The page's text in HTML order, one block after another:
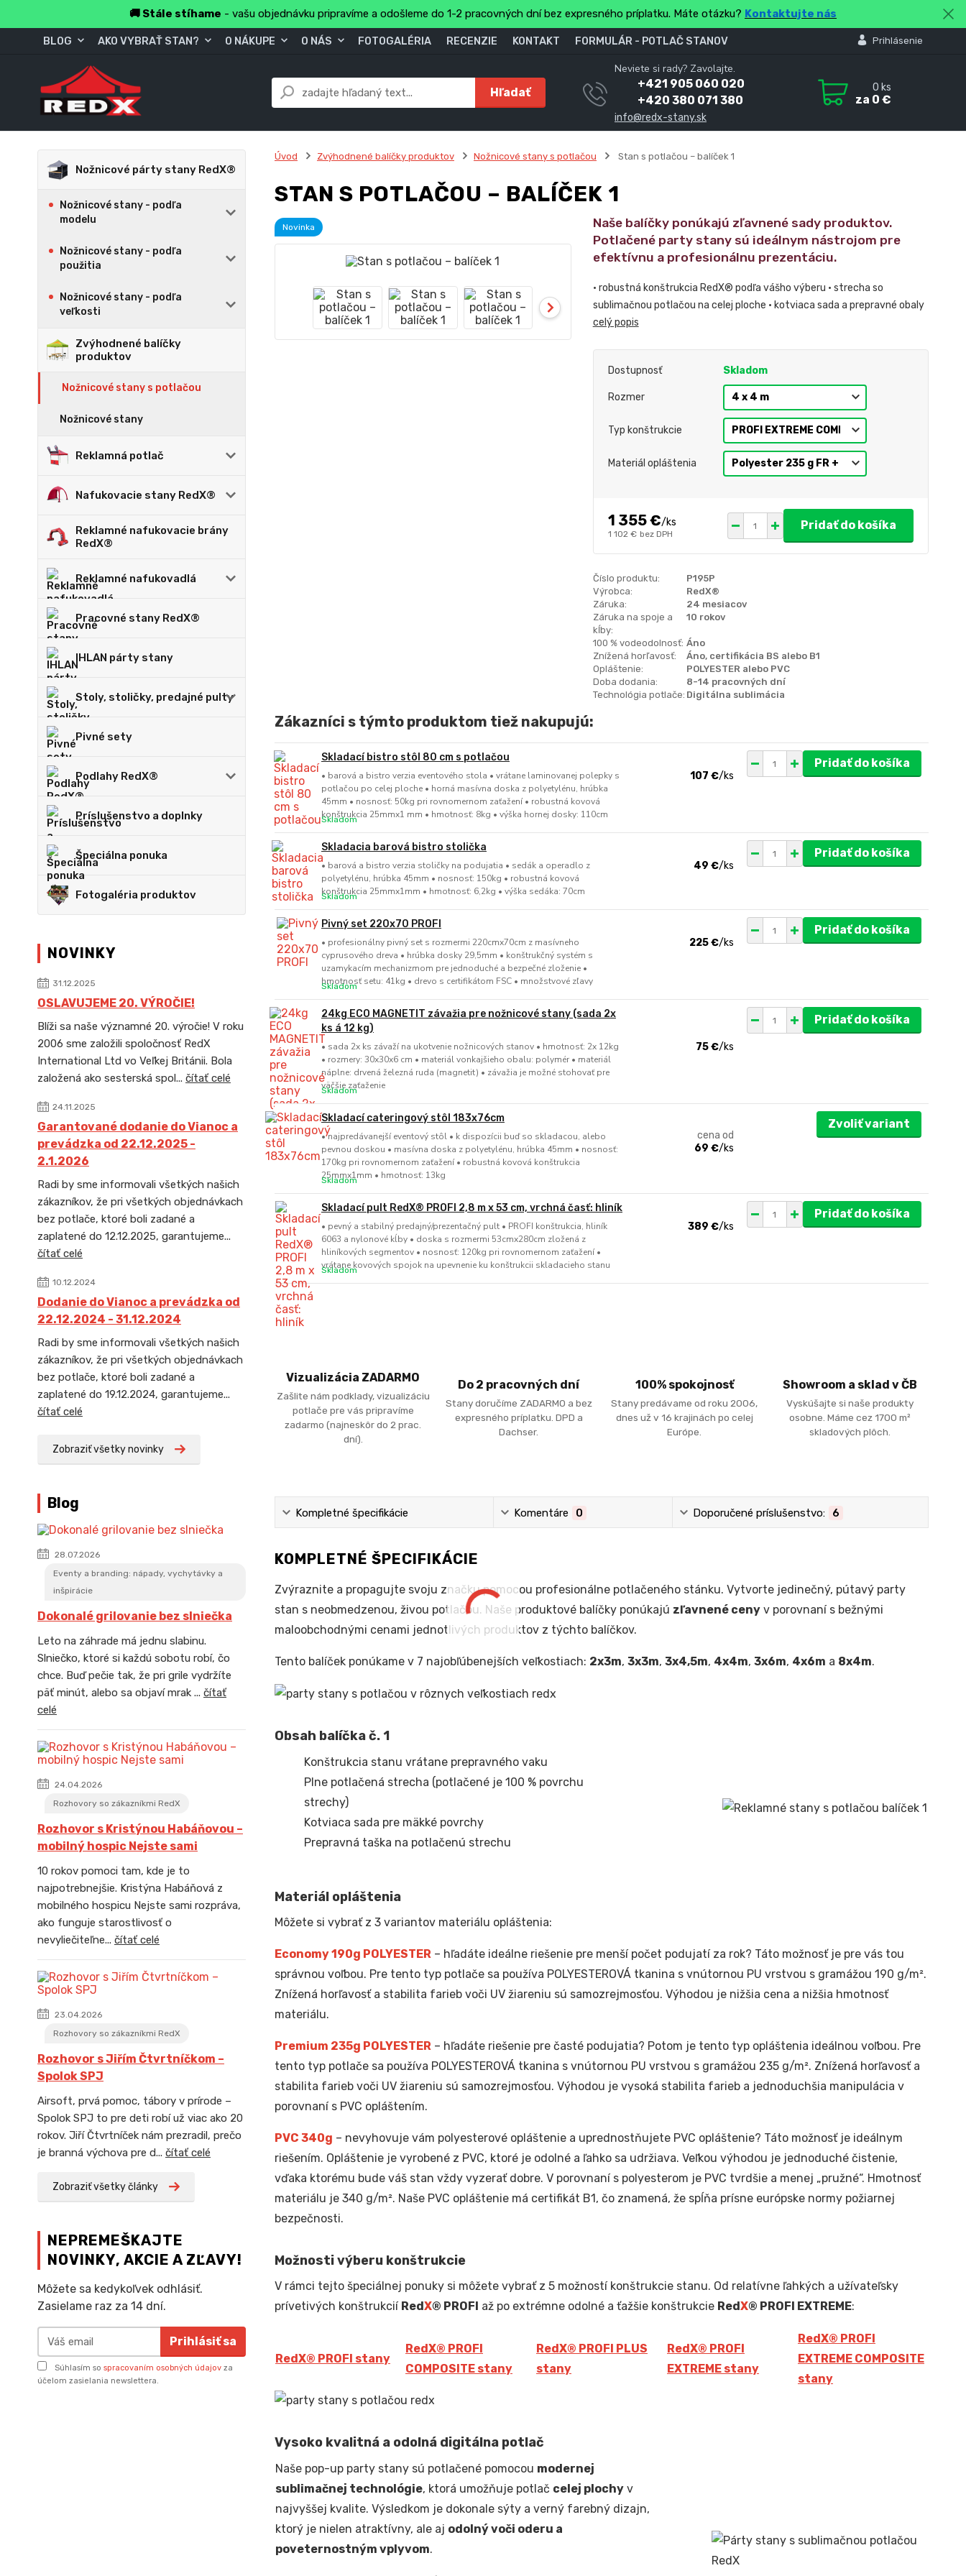
🚚 Stále stíhame - vašu objednávku pripravíme a odošleme do 1-2 pracovných dní bez expresného príplatku. Máte otázku? Kontaktujte nás
BLOG AKO VYBRAŤ STAN? O NÁKUPE O NÁS FOTOGALÉRIA RECENZIE KONTAKT FORMULÁR - POTLAČ STANOV Prihlásenie
Hľadať
Neviete si rady? Zavolajte.
+421 905 060 020
+420 380 071 380
info@redx-stany.sk
0 ks
za 0 €
Nožnicové párty stany RedX®
Nožnicové stany - podľa
modelu
Nožnicové stany - podľa
použitia
Nožnicové stany - podľa
veľkosti
Zvýhodnené balíčky
produktov
Nožnicové stany s potlačou
Nožnicové stany
Reklamná potlač
Nafukovacie stany RedX®
Reklamné nafukovacie brány
RedX®
Reklamné nafukovadlá
Pracovné stany RedX®
IHLAN párty stany
Stoly, stoličky, predajné pulty
Pivné sety
Podlahy RedX®
Príslušenstvo a doplnky
Špeciálna ponuka
Fotogaléria produktov
NOVINKY
31.12.2025
OSLAVUJEME 20. VÝROČIE!
Blíži sa naše významné 20. výročie! V roku
2006 sme založili spoločnosť RedX
International Ltd vo Veľkej Británii. Bola
založená ako sesterská spol... čítať celé
24.11.2025
Garantované dodanie do Vianoc a
prevádzka od 22.12.2025 -
2.1.2026
Radi by sme informovali všetkých našich
zákazníkov, že pri všetkých objednávkach
bez potlače, ktoré boli zadané a
zaplatené do 12.12.2025, garantujeme...
čítať celé
10.12.2024
Dodanie do Vianoc a prevádzka od
22.12.2024 - 31.12.2024
Radi by sme informovali všetkých našich
zákazníkov, že pri všetkých objednávkach
bez potlače, ktoré boli zadané a
zaplatené do 19.12.2024, garantujeme...
čítať celé
Zobraziť všetky novinky
Blog
28.07.2026
Eventy a branding: nápady, vychytávky a
inšpirácie
Dokonalé grilovanie bez slniečka
Leto na záhrade má jednu slabinu.
Slniečko, ktoré si každú sobotu robí, čo
chce. Buď pečie tak, že pri grile vydržíte
päť minút, alebo sa objaví mrak ... čítať
celé
24.04.2026
Rozhovory so zákazníkmi RedX
Rozhovor s Kristýnou Habáňovou –
mobilný hospic Nejste sami
10 rokov pomoci tam, kde je to
najpotrebnejšie. Kristýna Habáňová z
mobilného hospicu Nejste sami rozpráva,
ako funguje starostlivosť o
nevyliečiteľne... čítať celé
23.04.2026
Rozhovory so zákazníkmi RedX
Rozhovor s Jiřím Čtvrtníčkom –
Spolok SPJ
Airsoft, prvá pomoc, tábory v prírode –
Spolok SPJ to pre deti robí už viac ako 20
rokov. Jiří Čtvrtníček nám prezradil, prečo
je branná výchova pre d... čítať celé
Zobraziť všetky články
NEPREMEŠKAJTE
NOVINKY, AKCIE A ZĽAVY!
Môžete sa kedykoľvek odhlásiť.
Zasielame raz za 14 dní.
Prihlásiť sa
Súhlasím so spracovaním osobných údajov za
účelom zasielania newslettera.
Úvod Zvýhodnené balíčky produktov Nožnicové stany s potlačou Stan s potlačou – balíček 1
STAN S POTLAČOU – BALÍČEK 1
Novinka
Naše balíčky ponúkajú zľavnené sady produktov.
Potlačené party stany sú ideálnym nástrojom pre
efektívnu a profesionálnu prezentáciu.
• robustná konštrukcia RedX® podľa vášho výberu • strecha so
sublimačnou potlačou na celej ploche • kotviaca sada a prepravné obaly
celý popis
Dostupnosť Skladom
Rozmer
Typ konštrukcie
Materiál opláštenia
1 355 €/ks
1 102 € bez DPH
Pridať do košíka
Číslo produktu:
P195P
Výrobca:
RedX®
Záruka:
24 mesiacov
Záruka na spoje a
kĺby:
10 rokov
100 % vodeodolnosť: Áno
Znížená horľavosť:
Áno, certifikácia BS alebo B1
Opláštenie:
POLYESTER alebo PVC
Doba dodania:
8-14 pracovných dní
Technológia potlače: Digitálna sublimácia
Zákazníci s týmto produktom tiež nakupujú:
Skladací bistro stôl 80 cm s potlačou
• barová a bistro verzia eventového stola • vrátane laminovanej polepky s
potlačou po celej ploche • horná masívna doska z polyetylénu, hrúbka
45mm • nosnosť: 50kg pri rovnomernom zaťažení • robustná kovová
konštrukcia 25mmx1 mm • hmotnosť: 8kg • výška hornej dosky: 110cm
107 €/ks
Skladom
Pridať do košíka
Skladacia barová bistro stolička
• barová a bistro verzia stoličky na podujatia • sedák a operadlo z
polyetylénu, hrúbka 45mm • nosnosť: 150kg • robustná kovová
konštrukcia 25mmx1mm • hmotnosť: 6,2kg • výška sedáka: 70cm
49 €/ks
Skladom
Pridať do košíka
Pivný set 220x70 PROFI
• profesionálny pivný set s rozmermi 220cmx70cm z masívneho
cyprusového dreva • hrúbka dosky 29,5mm • konštrukčný systém s
uzamykacím mechanizmom pre jednoduché a bezpečné zloženie •
hmotnosť setu: 41kg • drevo s certifikátom FSC • množstvové zľavy
225 €/ks
Skladom
Pridať do košíka
24kg ECO MAGNETIT závažia pre nožnicové stany (sada 2x
ks á 12 kg)
• sada 2x ks závaží na ukotvenie nožnicových stanov • hmotnosť: 2x 12kg
• rozmery: 30x30x6 cm • materiál vonkajšieho obalu: polymér • materiál
náplne: drvená železná ruda (magnetit) • závažia je možné stohovať pre
väčšie zaťaženie
75 €/ks
Skladom
Pridať do košíka
Skladací cateringový stôl 183x76cm
• najpredávanejší eventový stôl • k dispozícii buď so skladacou, alebo
pevnou doskou • masívna doska z polyetylénu, hrúbka 45mm • nosnosť:
170kg pri rovnomernom zaťažení • robustná kovová konštrukcia
25mmx1mm • hmotnosť: 13kg
cena od
69 €/ks
Skladom
Zvoliť variant
Skladací pult RedX® PROFI 2,8 m x 53 cm, vrchná časť: hliník
• pevný a stabilný predajný/prezentačný pult • PROFI konštrukcia, hliník
6063 a nylonové kĺby • doska s rozmermi 53cmx280cm zložená z
hliníkových segmentov • nosnosť: 120kg pri rovnomernom zaťažení •
vrátane kovových spojok na upevnenie ku konštrukcii skladacieho stanu
389 €/ks
Skladom
Pridať do košíka
Vizualizácia ZADARMO
Zašlite nám podklady, vizualizáciu
potlače pre vás pripravíme
zadarmo (najneskôr do 2 prac.
dní).
Do 2 pracovných dní
Stany doručíme ZADARMO a bez
expresného príplatku. DPD a
Dachser.
100% spokojnosť
Stany predávame od roku 2006,
dnes už v 16 krajinách po celej
Európe.
Showroom a sklad v ČB
Vyskúšajte si naše produkty
osobne. Máme cez 1700 m²
skladových plôch.
Kompletné špecifikácie Komentáre 0 Doporučené príslušenstvo: 6
KOMPLETNÉ ŠPECIFIKÁCIE
Zvýraznite a propagujte svoju značku pomocou profesionálne potlačeného stánku. Vytvorte jedinečný, pútavý party
stan s neobmedzenou, živou potlačou. Naše produktové balíčky ponúkajú zľavnené cenyv porovnaní s bežnými
maloobchodnými cenami jednotlivých produktov z týchto balíčkov.
Tento balíček ponúkame v 7 najobľúbenejších veľkostiach: 2x3m, 3x3m, 3x4,5m, 4x4m, 3x6m, 4x6m a 8x4m.
Obsah balíčka č. 1
Konštrukcia stanu vrátane prepravného vaku
Plne potlačená strecha (potlačené je 100 % povrchu
strechy)
Kotviaca sada pre mäkké povrchy
Prepravná taška na potlačenú strechu
Materiál opláštenia
Môžete si vybrať z 3 variantov materiálu opláštenia:
Economy 190g POLYESTER– hľadáte ideálne riešenie pre menší počet podujatí za rok? Táto možnosť je pre vás tou
správnou voľbou. Pre tento typ potlače sa používa POLYESTEROVÁ tkanina s vnútornou PU vrstvou s gramážou 190 g/m².
Znížená horľavosť a stabilita farieb voči UV žiareniu sú samozrejmosťou. Výhodou je nižšia cena a nižšia hmotnosť
materiálu.
Premium 235g POLYESTER– hľadáte riešenie pre časté podujatia? Potom je tento typ opláštenia ideálnou voľbou. Pre
tento typ potlače sa používa POLYESTEROVÁ tkanina s vnútornou PU vrstvou s gramážou 235 g/m². Znížená horľavosť a
stabilita farieb voči UV žiareniu sú samozrejmosťou. Výhodou je vysoká stabilita farieb a jednoduchšia manipulácia v
porovnaní s PVC opláštením.
PVC 340g – nevyhovuje vám polyesterové opláštenie a uprednostňujete PVC opláštenie? Táto možnosť je ideálnym
riešením. Opláštenie je vyrobené z PVC, ktoré je odolné a ľahko sa udržiava. Veľkou výhodou je jednoduché čistenie,
vďaka ktorému bude váš stan vždy vyzerať dobre. V porovnaní s polyesterom je PVC tvrdšie a menej „pružné“. Hmotnosť
materiálu je 340 g/m². Naše PVC opláštenie má certifikát B1, čo znamená, že spĺňa prísne európske normy požiarnej
bezpečnosti.
Možnosti výberu konštrukcie
V rámci tejto špeciálnej ponuky si môžete vybrať z 5 možností konštrukcie stanu. Od relatívne ľahkých a užívateľsky
prívetivých konštrukcií RedX® PROFI až po extrémne odolné a ťažšie konštrukcie RedX® PROFI EXTREME:
RedX® PROFI stany
RedX® PROFI
COMPOSITE stany
RedX® PROFI PLUS
stany
RedX® PROFI
EXTREME stany
RedX® PROFI
EXTREME COMPOSITE
stany
Vysoko kvalitná a odolná digitálna potlač
Naše pop-up party stany sú potlačené pomocou modernej
sublimačnej technológie, ktorá umožňuje potlač celej plochyv
najvyššej kvalite. Výsledkom je dokonale sýty a verný farebný dizajn,
ktorý je nielen atraktívny, ale aj odolný voči oderu a
poveternostným vplyvom.